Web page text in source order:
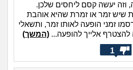
וזה יעשה קסם ליחסים שלכן.
שיש זמר או זמרת שהיא אוהבת
זמני הופעה לאותו זמר, ותשאלי
אלייך להופעה... (המשך)
1